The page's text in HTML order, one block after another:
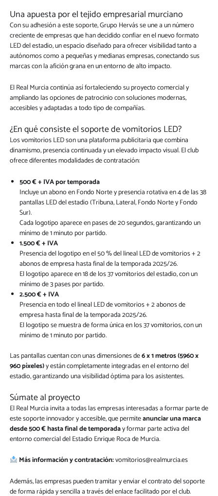
Una apuesta por el tejido empresarial murciano
Con su adhesión a este soporte, Grupo Hervás se une a un número
creciente de empresas que han decidido confiar en el nuevo formato
LED del estadio, un espacio diseñado para ofrecer visibilidad tanto a
autónomos como a pequeñas y medianas empresas, conectando sus
marcas con la afición grana en un entorno de alto impacto.
El Real Murcia continúa así fortaleciendo su proyecto comercial y
ampliando las opciones de patrocinio con soluciones modernas,
accesibles y adaptadas a todo tipo de compañías.
¿En qué consiste el soporte de vomitorios LED?
Los vomitorios LED son una plataforma publicitaria que combina
dinamismo, presencia continuada y un elevado impacto visual. El club
ofrece diferentes modalidades de contratación:
500 € + IVA por temporada
Incluye un abono en Fondo Norte y presencia rotativa en 4 de las 38
pantallas LED del estadio (Tribuna, Lateral, Fondo Norte y Fondo
Sur).
Cada logotipo aparece en pases de 20 segundos, garantizando un
mínimo de 1 minuto por partido.
1.500 € + IVA
Presencia del logotipo en el 50 % del lineal LED de vomitorios + 2
abonos de empresa hasta final de la temporada 2025/26.
El logotipo aparece en 18 de los 37 vomitorios del estadio, con un
mínimo de 3 pases por partido.
2.500 € + IVA
Presencia en todo el lineal LED de vomitorios + 2 abonos de
empresa hasta final de la temporada 2025/26.
El logotipo se muestra de forma única en los 37 vomitorios, con un
mínimo de 1 minuto por partido.
Las pantallas cuentan con unas dimensiones de6 x 1 metros (5960 x
960 píxeles)y están completamente integradas en el entorno del
estadio, garantizando una visibilidad óptima para los asistentes.
Súmate al proyecto
El Real Murcia invita a todas las empresas interesadas a formar parte de
este soporte innovador y accesible, que permiteanunciar una marca
desde 500 € hasta final de temporaday formar parte activa del
entorno comercial del Estadio Enrique Roca de Murcia.
Más información y contratación:vomitorios@realmurcia.es
Además, las empresas pueden tramitar y enviar el contrato del soporte
de forma rápida y sencilla a través del enlace facilitado por el club.